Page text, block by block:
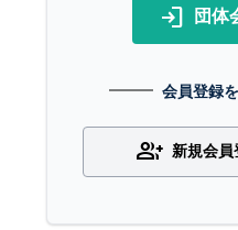
login 団体
会員登録
group_add 新規会員